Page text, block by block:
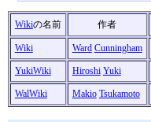
Wikiの名前 作者
Wiki Ward Cunningham
YukiWiki Hiroshi Yuki
WalWiki Makio Tsukamoto